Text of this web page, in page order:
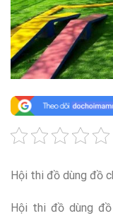
Hội thi đồ dùng đồ
Hội thi đồ dùng